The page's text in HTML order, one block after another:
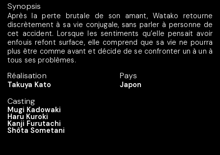
Synopsis
Après la perte brutale de son amant, Watako retourne
discrètement à sa vie conjugale, sans parler à personne de
cet accident. Lorsque les sentiments qu’elle pensait avoir
enfouis refont surface, elle comprend que sa vie ne pourra
plus être comme avant et décide de se confronter un à un à
tous ses problèmes.
Réalisation
Takuya Kato
Casting
Mugi Kadowaki
Haru Kuroki
Kanji Furutachi
Shôta Sometani
Pays
Japon